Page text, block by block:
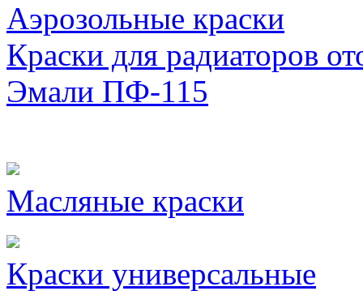
Аэрозольные краски
Краски для радиаторов
Эмали ПФ-115
Масляные краски
Краски универсальные